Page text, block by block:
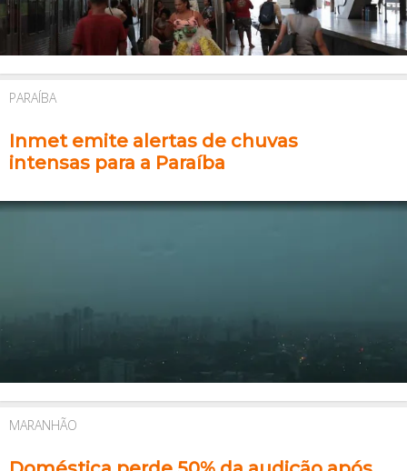
PARAÍBA
Inmet emite alertas de chuvas
intensas para a Paraíba
MARANHÃO